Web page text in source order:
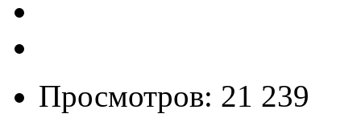
Просмотров: 21 239